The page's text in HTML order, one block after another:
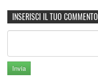
INSERISCI IL TUO COMMENTO